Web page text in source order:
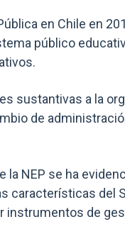
en Chile en
público
sustantivas a la
de
NEP se ha
características del
instrumentos de